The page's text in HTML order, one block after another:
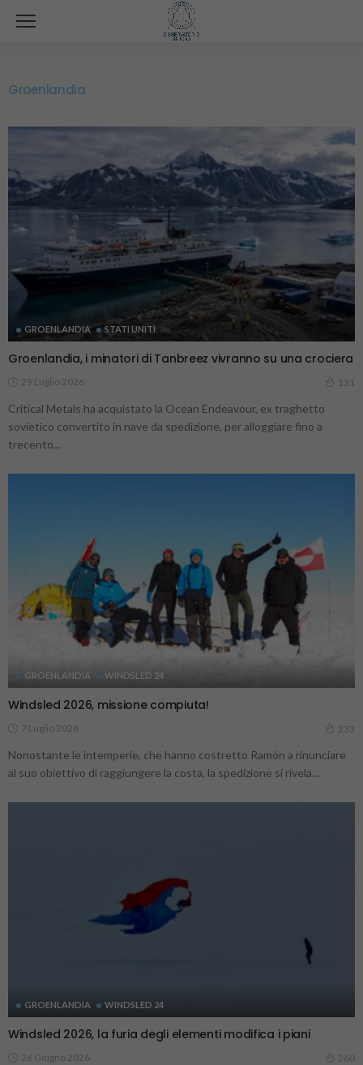
Groenlandia
GROENLANDIA STATI UNITI
Groenlandia, i minatori di Tanbreez vivranno su una crociera
29 Luglio 2026 131
Critical Metals ha acquistato la Ocean Endeavour, ex traghetto
sovietico convertito in nave da spedizione, per alloggiare fino a
trecento...
GROENLANDIA WINDSLED 24
Windsled 2026, missione compiuta!
7 Luglio 2026 233
Nonostante le intemperie, che hanno costretto Ramòn a rinunciare
al suo obiettivo di raggiungere la costa, la spedizione si rivela...
GROENLANDIA WINDSLED 24
Windsled 2026, la furia degli elementi modifica i piani
26 Giugno 2026 260